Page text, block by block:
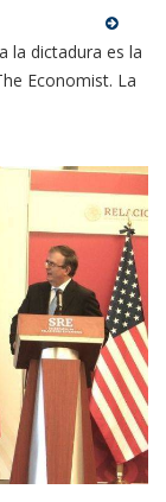
la dictadura es la
Economist. La